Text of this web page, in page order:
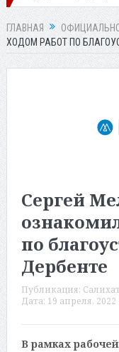
ГЛАВНАЯ
ХОДОМ РАБОТ ПО
Сергей
по
Дербенте
Публикация:
Дата: 19 апреля, 2022
В рамках